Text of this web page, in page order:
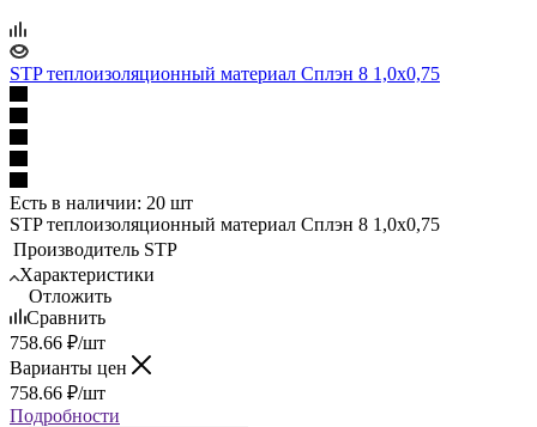
STP теплоизоляционный материал Сплэн 8 1,0х0,75
Есть в наличии: 20 шт
STP теплоизоляционный материал Сплэн 8 1,0х0,75
Производитель STP
Характеристики
Отложить
Сравнить
758.66 ₽/шт
Варианты цен
758.66 ₽/шт
Подробности